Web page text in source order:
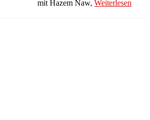
mit Hazem Naw, Weiterlesen